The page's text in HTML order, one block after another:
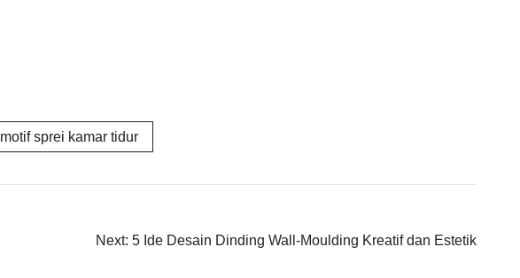
motif sprei kamar tidur
Next: 5 Ide Desain Dinding Wall-Moulding Kreatif dan Estetik